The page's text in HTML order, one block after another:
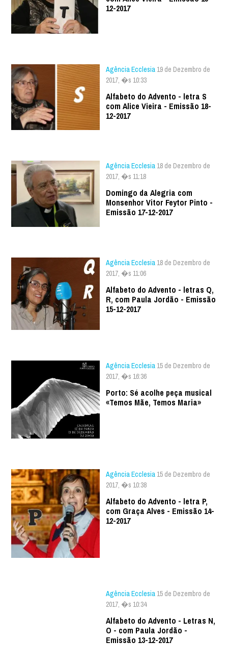
12-2017
Agência Ecclesia 19 de Dezembro de
2017, �s 10:33
Alfabeto do Advento - letra S
com Alice Vieira - Emissão 18-
12-2017
Agência Ecclesia 18 de Dezembro de
2017, �s 11:18
Domingo da Alegria com
Monsenhor Vitor Feytor Pinto -
Emissão 17-12-2017
Agência Ecclesia 18 de Dezembro de
2017, �s 11:06
Alfabeto do Advento - letras Q,
R, com Paula Jordão - Emissão
15-12-2017
Agência Ecclesia 15 de Dezembro de
2017, �s 16:36
Porto: Sé acolhe peça musical
«Temos Mãe, Temos Maria»
Agência Ecclesia 15 de Dezembro de
2017, �s 10:38
Alfabeto do Advento - letra P,
com Graça Alves - Emissão 14-
12-2017
Agência Ecclesia 15 de Dezembro de
2017, �s 10:34
Alfabeto do Advento - Letras N,
O - com Paula Jordão -
Emissão 13-12-2017